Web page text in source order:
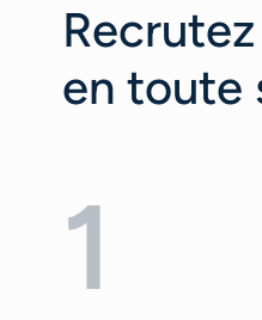
en toute
1